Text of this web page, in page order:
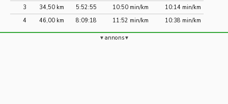
3
34,50 km 5:52:55 10:50 min/km
10:14 min/km
4
46,00 km 8:09:18 11:52 min/km 10:38 min/km
annons